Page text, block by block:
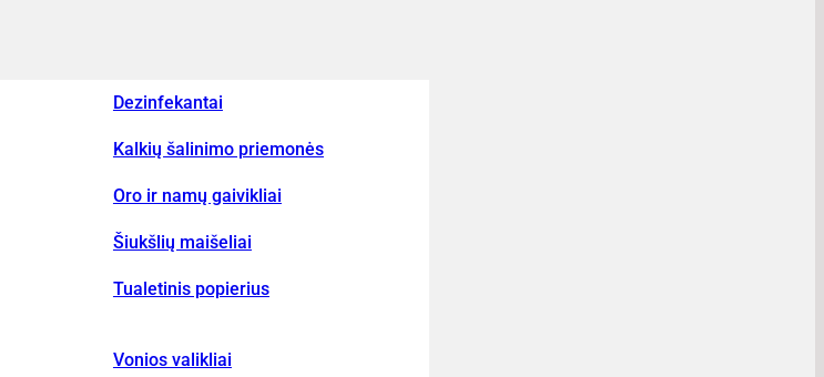
Dezinfekantai
Kalkių šalinimo priemonės
Oro ir namų gaivikliai
Šiukšlių maišeliai
Tualetinis popierius
Vonios valikliai